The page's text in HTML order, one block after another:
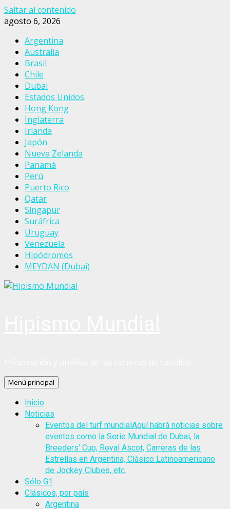
Saltar al contenido
agosto 6, 2026
Argentina
Australia
Brasil
Chile
Dubai
Estados Unidos
Hong Kong
Inglaterra
Irlanda
Japón
Nueva Zelanda
Panamá
Perú
Puerto Rico
Qatar
Singapur
Suráfrica
Uruguay
Venezuela
Hipódromos
MEYDAN (Dubai)
Menú principal
Inicio
Noticias
Eventos del turf mundialAquí habrá noticias sobre
eventos como la Serie Mundial de Dubai, la
Breeders’ Cup, Royal Ascot, Carreras de las
Estrellas en Argentina, Clásico Latinoamericano
de Jockey Clubes, etc.
Sólo G1
Clásicos, por país
Argentina